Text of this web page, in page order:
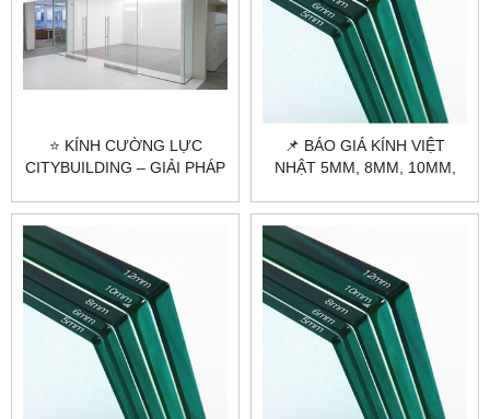
⭐ KÍNH CƯỜNG LỰC
CITYBUILDING – GIẢI PHÁP
MỌI CÔNG TRÌNH ⭐
📌 BÁO GIÁ KÍNH VIỆT
NHẬT 5MM, 8MM, 10MM,